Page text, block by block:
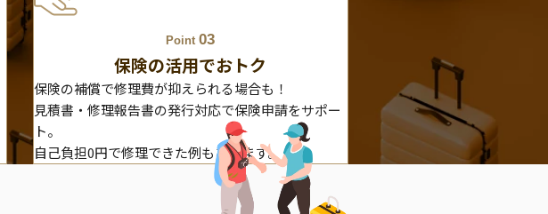
Point03
保険の活用でおトク
保険の補償で修理費が抑えられる場合も！
見積書・修理報告書の発行対応で保険申請をサポー
ト。
自己負担0円で修理できた例もあります。